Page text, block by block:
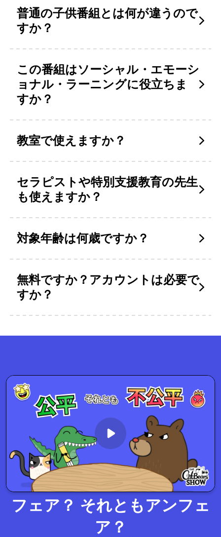
普通の子供番組とは何が違うので
すか？
この番組はソーシャル・エモーシ
ョナル・ラーニングに役立ちま
すか？
教室で使えますか？
セラピストや特別支援教育の先生
も使えますか？
対象年齢は何歳ですか？
無料ですか？アカウントは必要で
すか？
フェア？ それともアンフェ
ア？